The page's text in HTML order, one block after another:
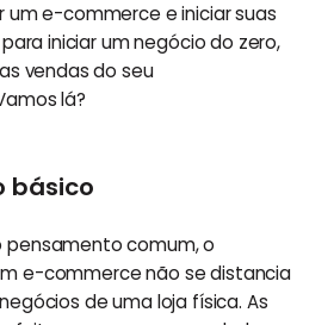
um e-commerce e iniciar suas
iniciar um negócio do zero,
vendas do seu
lá?
básico
comum, o
e-commerce não se distancia
de uma loja física. As